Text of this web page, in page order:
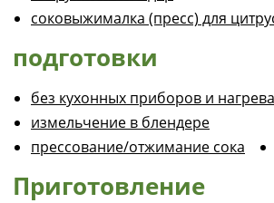
соковыжималка (пресс) для
подготовки
без кухонных приборов и
измельчение в блендере
прессование/отжимание сока
Приготовление